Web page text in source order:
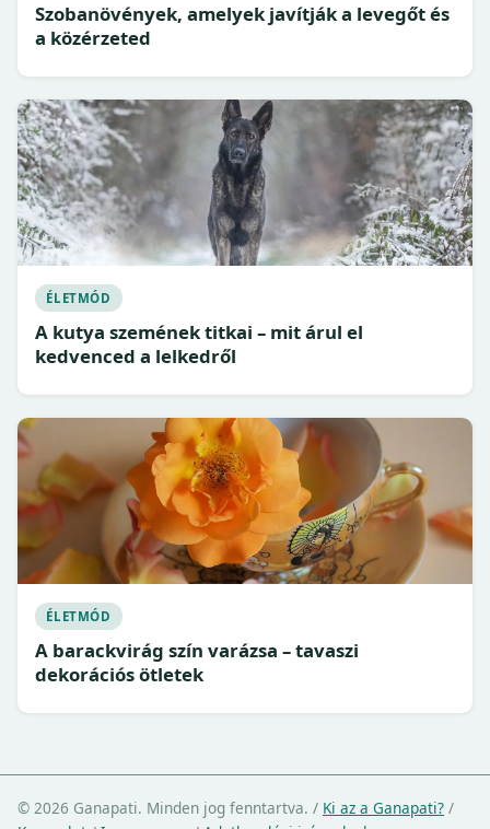
Szobanövények, amelyek javítják a levegőt és
a közérzeted
ÉLETMÓD
A kutya szemének titkai – mit árul el
kedvenced a lelkedről
ÉLETMÓD
A barackvirág szín varázsa – tavaszi
dekorációs ötletek
© 2026 Ganapati. Minden jog fenntartva. / Ki az a Ganapati? /